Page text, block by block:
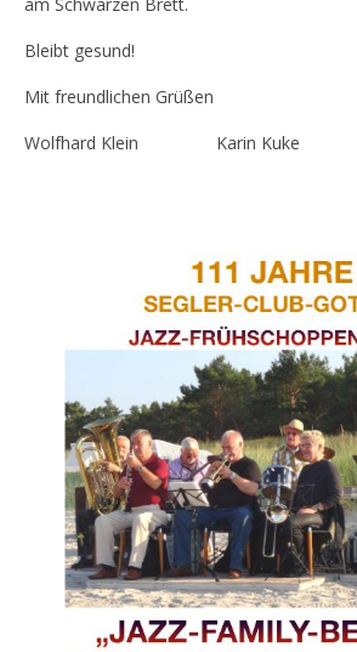
am Schwarzen Brett.
Bleibt gesund!
Mit freundlichen Grüßen
Wolfhard Klein Karin Kuke